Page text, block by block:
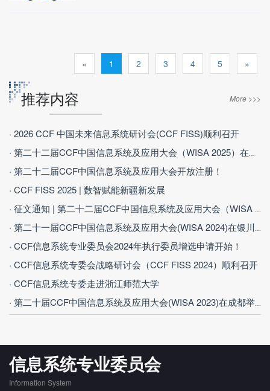
« 1 2 3 4 5 »
推荐内容 More >>>
· 2026 CCF 中国未来信息系统研讨会(CCF FISS)顺利召开
· 第二十二届CCF中国信息系统及应用大会（WISA 2025）在西安召开
· 第二十二届CCF中国信息系统及应用大会开放注册！
· CCF FISS 2025 | 数智赋能新疆新发展
· 征文通知 | 第二十二届CCF中国信息系统及应用大会（WISA 2025）
· 第二十一届CCF中国信息系统及应用大会(WISA 2024)在银川成功举办
· CCF信息系统专业委员会2024年执行委员增选申请开始！
· CCF信息系统专委会战略研讨会（CCF FISS 2024）顺利召开
· CCF信息系统专委走进浙江师范大学
· 第二十届CCF中国信息系统及应用大会(WISA 2023)在成都举办
信息系统专业委员会
Information System